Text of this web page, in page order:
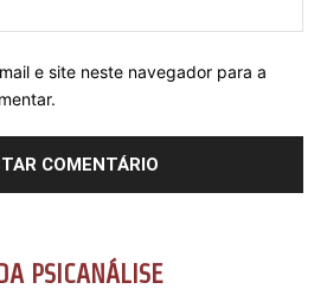
e site neste navegador para a
PSICANÁLISE